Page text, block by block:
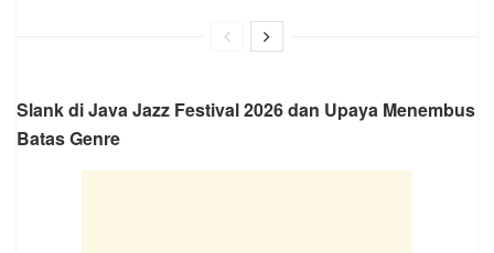
Slank di Java Jazz Festival 2026 dan Upaya Menembus
Batas Genre